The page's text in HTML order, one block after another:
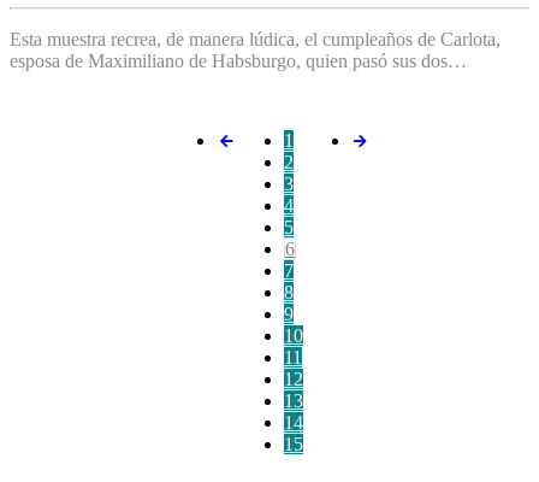
Esta muestra recrea, de manera lúdica, el cumpleaños de Carlota,
esposa de Maximiliano de Habsburgo, quien pasó sus dos…
1
2
3
4
5
6
7
8
9
10
11
12
13
14
15